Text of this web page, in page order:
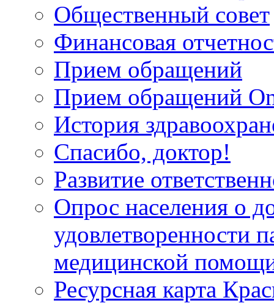
Общественный совет
Финансовая
Прием обращений
Прием обращений
История
Спасибо, доктор!
Развитие
Опрос населения о
удовлетворенности
медицинской
Ресурсная карта